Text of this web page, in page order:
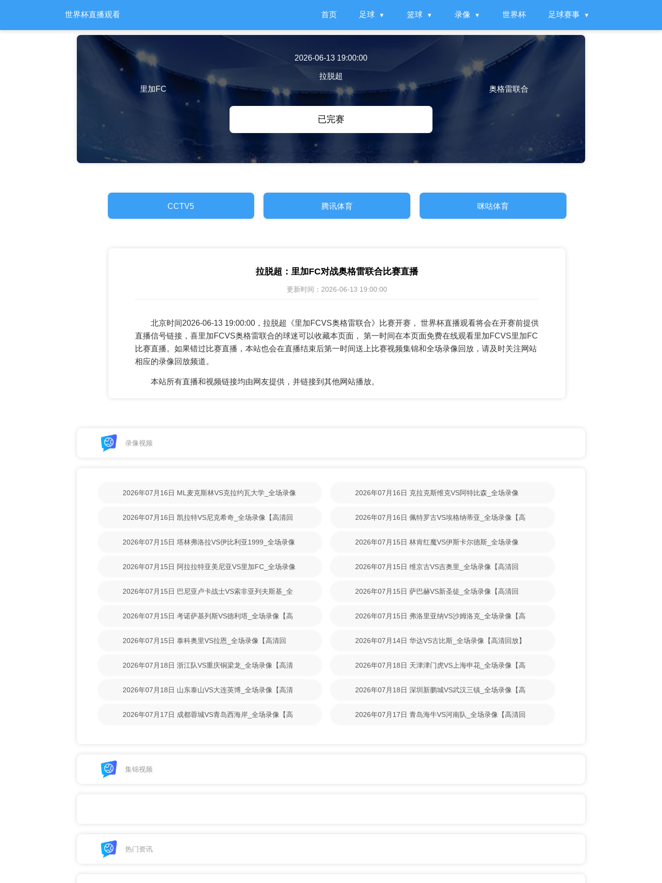
世界杯直播观看 首页 足球 篮球 录像 世界杯 足球赛事
里加FC
2026-06-13 19:00:00
拉脱超
已完赛
奥格雷联合
CCTV5 腾讯体育 咪咕体育
拉脱超：里加FC对战奥格雷联合比赛直播
更新时间：2026-06-13 19:00:00
北京时间2026-06-13 19:00:00，拉脱超《里加FCVS奥格雷联合》比赛开赛， 世界杯直播观看将会在开赛前提供
直播信号链接，喜里加FCVS奥格雷联合的球迷可以收藏本页面， 第一时间在本页面免费在线观看里加FCVS里加FC
比赛直播。如果错过比赛直播，本站也会在直播结束后第一时间送上比赛视频集锦和全场录像回放，请及时关注网站
相应的录像回放频道。
本站所有直播和视频链接均由网友提供，并链接到其他网站播放。
录像视频
2026年07月16日 ML麦克斯林VS克拉约瓦大学_全场录像 2026年07月16日 克拉克斯维克VS阿特比森_全场录像
2026年07月16日 凯拉特VS尼克希奇_全场录像【高清回 2026年07月16日 佩特罗古VS埃格纳蒂亚_全场录像【高
2026年07月15日 塔林弗洛拉VS伊比利亚1999_全场录像 2026年07月15日 林肯红魔VS伊斯卡尔德斯_全场录像
2026年07月15日 阿拉拉特亚美尼亚VS里加FC_全场录像 2026年07月15日 维京古VS吉奥里_全场录像【高清回
2026年07月15日 巴尼亚卢卡战士VS索非亚列夫斯基_全
场录像【高清回放】
2026年07月15日 萨巴赫VS新圣徒_全场录像【高清回
2026年07月15日 考诺萨基列斯VS德利塔_全场录像【高 2026年07月15日 弗洛里亚纳VS沙姆洛克_全场录像【高
2026年07月15日 泰科奥里VS拉恩_全场录像【高清回 2026年07月14日 华达VS古比斯_全场录像【高清回放】
2026年07月18日 浙江队VS重庆铜梁龙_全场录像【高清 2026年07月18日 天津津门虎VS上海申花_全场录像【高
2026年07月18日 山东泰山VS大连英博_全场录像【高清 2026年07月18日 深圳新鹏城VS武汉三镇_全场录像【高
2026年07月17日 成都蓉城VS青岛西海岸_全场录像【高 2026年07月17日 青岛海牛VS河南队_全场录像【高清回
集锦视频
热门资讯